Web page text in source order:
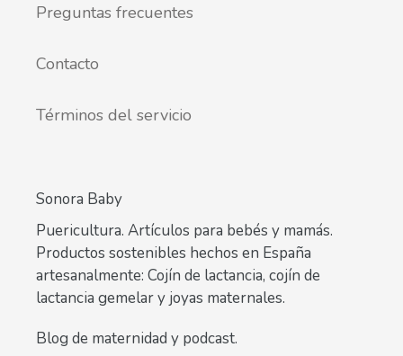
Preguntas frecuentes
Contacto
Términos del servicio
Sonora Baby
Puericultura. Artículos para bebés y mamás.
Productos sostenibles hechos en España
artesanalmente: Cojín de lactancia, cojín de
lactancia gemelar y joyas maternales.
Blog de maternidad y podcast.